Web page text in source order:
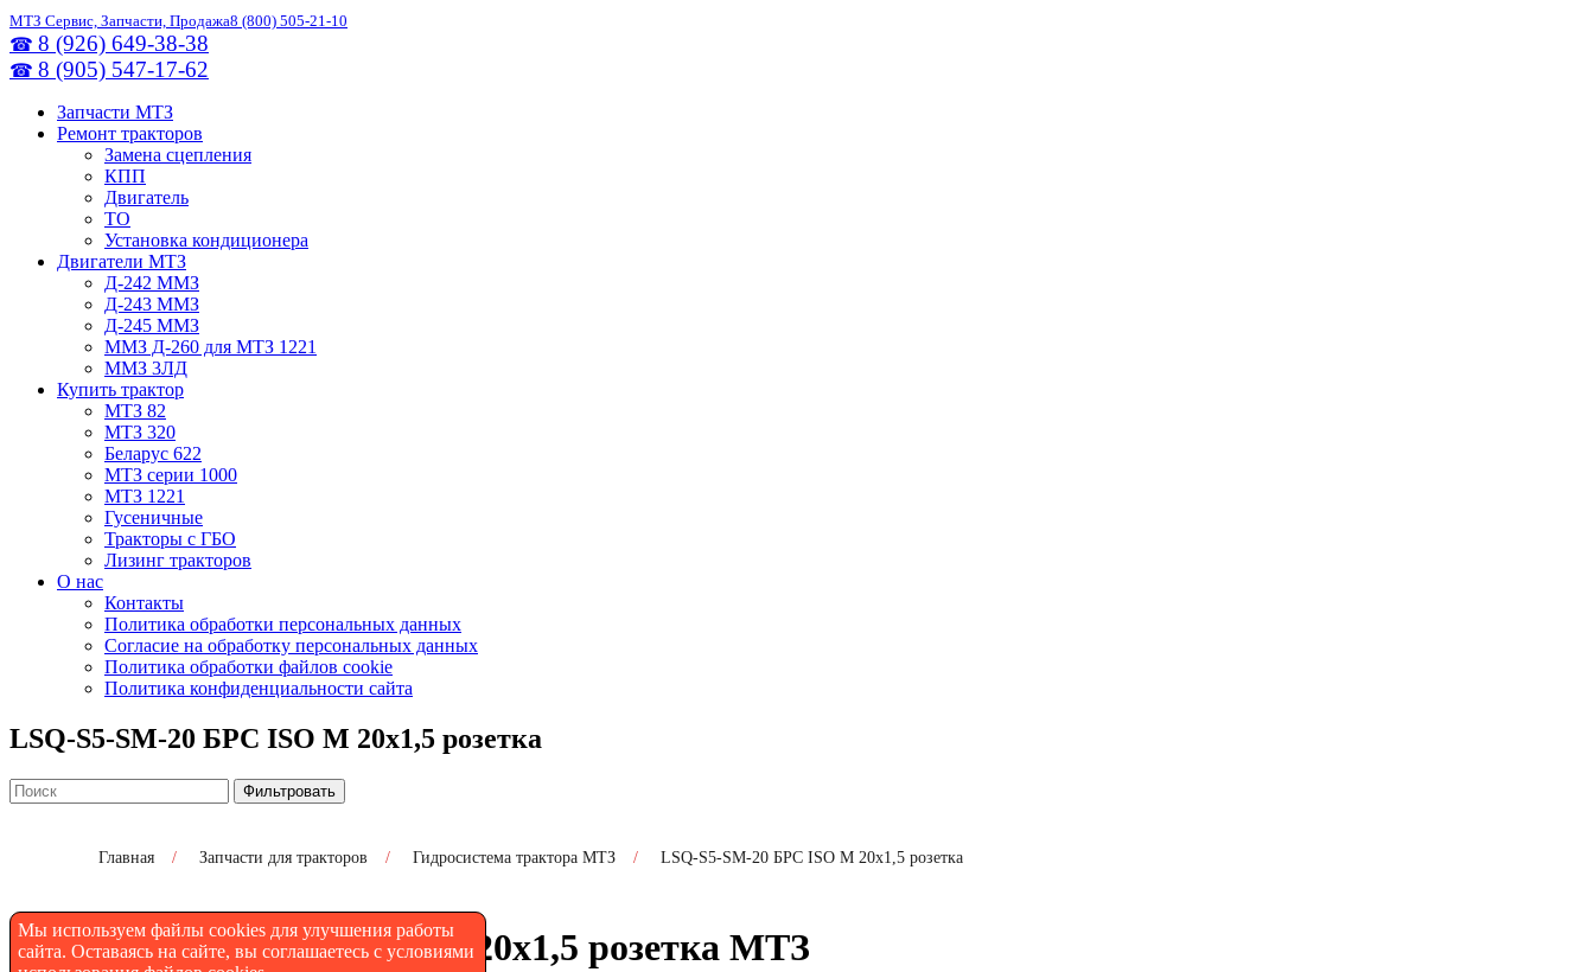
Мы используем файлы cookies для улучшения работы
сайта. Оставаясь на сайте, вы соглашаетесь с условиями
МТЗ Сервис, Запчасти, Продажа8 (800) 505-21-10
☎ 8 (926) 649-38-38
☎ 8 (905) 547-17-62
Запчасти МТЗ
Ремонт тракторов
Замена сцепления
КПП
Двигатель
ТО
Установка кондиционера
Двигатели МТЗ
Д-242 ММЗ
Д-243 ММЗ
Д-245 ММЗ
ММЗ Д-260 для МТЗ 1221
ММЗ 3ЛД
Купить трактор
МТЗ 82
МТЗ 320
Беларус 622
МТЗ серии 1000
МТЗ 1221
Гусеничные
Тракторы с ГБО
Лизинг тракторов
О нас
Контакты
Политика обработки персональных данных
Согласие на обработку персональных данных
Политика обработки файлов cookie
Политика конфиденциальности сайта
LSQ-S5-SM-20 БРС ISO M 20х1,5 розетка
Фильтровать
Главная / Запчасти для тракторов / Гидросистема трактора МТЗ / LSQ-S5-SM-20 БРС ISO M 20х1,5 розетка
LSQ-S5-SM-20 БРС ISO M 20х1,5 розетка МТЗ